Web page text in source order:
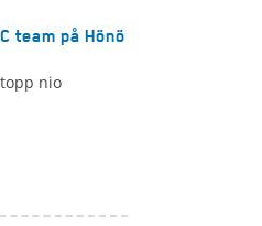
team på Hönö
nio